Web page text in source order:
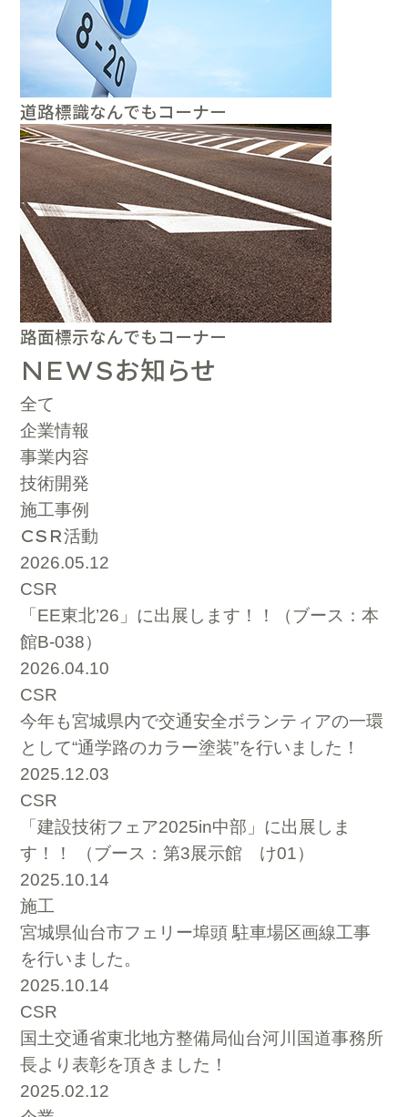
道路標識なんでもコーナー
路面標示なんでもコーナー
NEWSお知らせ
全て
企業情報
事業内容
技術開発
施工事例
CSR活動
2026.05.12
CSR
「EE東北’26」に出展します！！（ブース：本
館B-038）
2026.04.10
CSR
今年も宮城県内で交通安全ボランティアの一環
として“通学路のカラー塗装”を行いました！
2025.12.03
CSR
「建設技術フェア2025in中部」に出展しま
す！！ （ブース：第3展示館 け01）
2025.10.14
施工
宮城県仙台市フェリー埠頭 駐車場区画線工事
を行いました。
2025.10.14
CSR
国土交通省東北地方整備局仙台河川国道事務所
長より表彰を頂きました！
2025.02.12